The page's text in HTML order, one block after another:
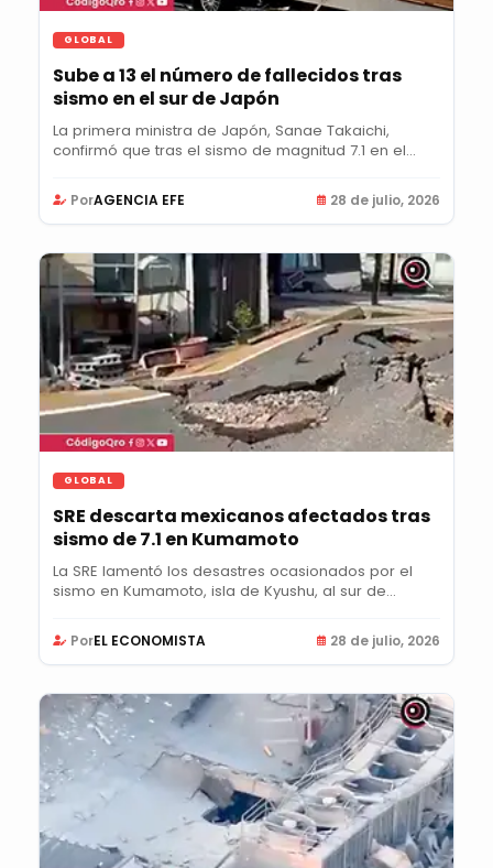
GLOBAL
Sube a 13 el número de fallecidos tras
sismo en el sur de Japón
La primera ministra de Japón, Sanae Takaichi,
confirmó que tras el sismo de magnitud 7.1 en el
PorAGENCIA EFE 28 de julio, 2026
GLOBAL
SRE descarta mexicanos afectados tras
sismo de 7.1 en Kumamoto
La SRE lamentó los desastres ocasionados por el
sismo en Kumamoto, isla de Kyushu, al sur de...
PorEL ECONOMISTA 28 de julio, 2026